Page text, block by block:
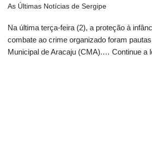
As Últimas Notícias de Sergipe
Na última terça-feira (2), a proteção à
combate ao crime organizado foram
Municipal de Aracaju (CMA).… Continue a